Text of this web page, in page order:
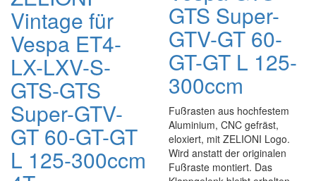
Vintage für
Vespa ET4-
LX-LXV-S-
GTS-GTS
Super-GTV-
GT 60-GT-GT
L 125-300ccm
GTS Super-
GTV-GT 60-
GT-GT L 125-
300ccm
Fußrasten aus hochfestem
Aluminium, CNC gefräst,
eloxiert, mit ZELIONI Logo.
Wird anstatt der originalen
Fußraste montiert. Das